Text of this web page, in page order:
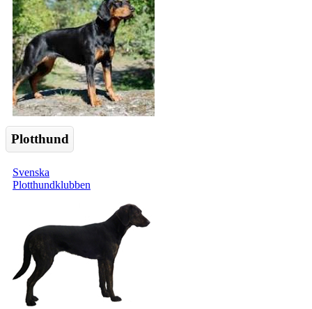
Plotthund
Svenska
Plotthundklubben